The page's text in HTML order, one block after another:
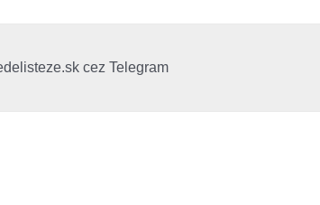
cez Telegram